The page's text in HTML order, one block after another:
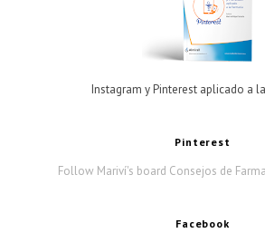
Instagram y Pinterest aplicado a
Pinterest
Follow Mariví's board Consejos de
Facebook